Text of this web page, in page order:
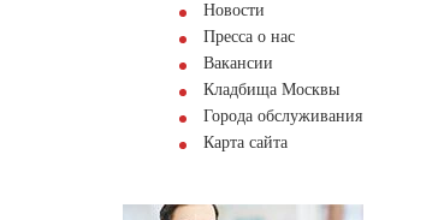
Новости
Пресса о нас
Вакансии
Кладбища Москвы
Города обслуживания
Карта сайта